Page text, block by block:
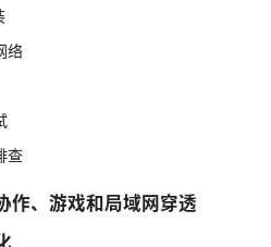
络
查
作、游戏和局域网穿透